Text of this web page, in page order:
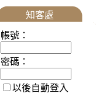
知客處
帳號：
密碼：
以後自動登入